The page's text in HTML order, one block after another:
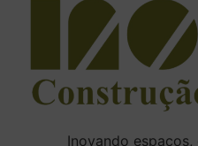
Inovando